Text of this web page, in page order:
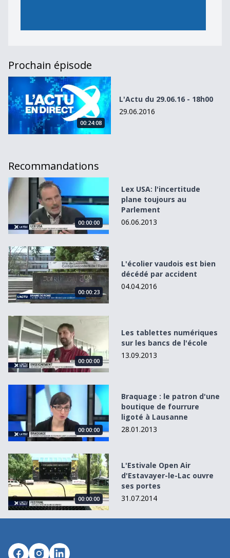
Prochain épisode
L&#039;Actu du 29.06.16 - 18h00
00:24:08
L'Actu du 29.06.16 - 18h00
29.06.2016
Recommandations
Lex USA: l&#039;incertitude plane toujours au Parlement
00:00:00
Lex USA: l'incertitude
plane toujours au
Parlement
06.06.2013
L&#039;écolier vaudois est bien décédé par accident
00:00:23
L'écolier vaudois est bien
décédé par accident
04.04.2016
Les tablettes numériques sur les bancs de l&#039;école
00:00:00
Les tablettes numériques
sur les bancs de l'école
13.09.2013
Braquage : le patron d&#039;une boutique de fourrure
00:00:00
Braquage : le patron d'une
boutique de fourrure
ligoté à Lausanne
28.01.2013
L&#039;Estivale Open Air d&#039;Estavayer-le-Lac
00:00:00
L'Estivale Open Air
d'Estavayer-le-Lac ouvre
ses portes
31.07.2014